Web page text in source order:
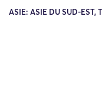
ASIE: ASIE DU SUD-EST,